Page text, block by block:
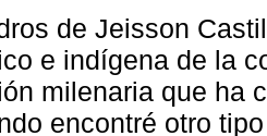
de Jeisson
e indígena de la
milenaria que ha
encontré otro